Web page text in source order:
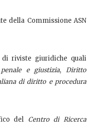
della Commissione ASN
riviste giuridiche quali
e giustizia,Diritto
di diritto e procedura
del Centro di Ricerca